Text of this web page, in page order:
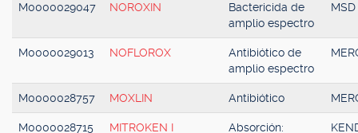
M0000029047 NOROXIN
Bactericida de
amplio espectro
MSD
M0000029013 NOFLOROX
Antibiótico de
amplio espectro
M0000028757 MOXLIN Antibiótico
M0000028715 MITROKEN I Absorción: